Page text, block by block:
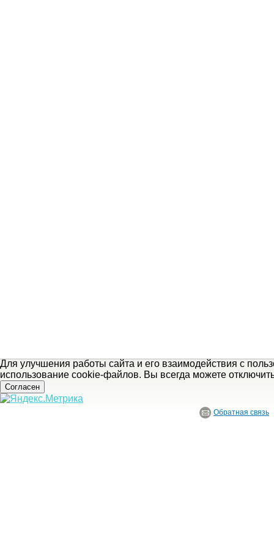
Для улучшения работы сайта и его взаимодействия с
использование cookie-файлов. Вы всегда можете
Согласен
Обратная связь